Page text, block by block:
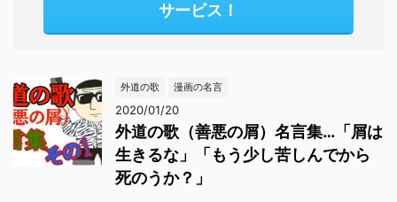
サービス！
外道の歌 漫画の名言
2020/01/20
外道の歌（善悪の屑）名言集…「屑は
生きるな」「もう少し苦しんでから
死のうか？」